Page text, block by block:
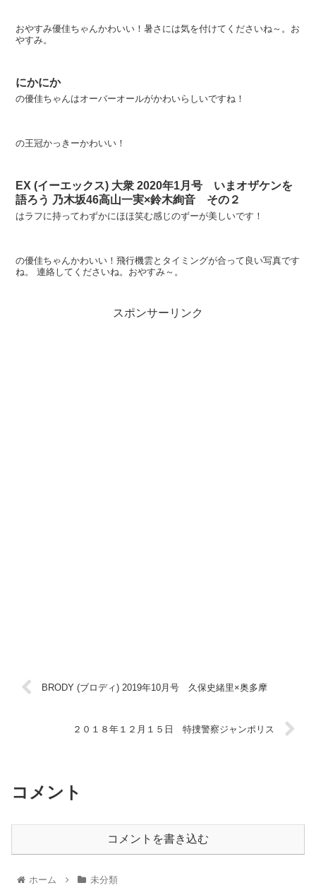
おやすみ優佳ちゃんかわいい！暑さには気を付けてくださいね～。お
やすみ。
にかにか
の優佳ちゃんはオーバーオールがかわいらしいですね！
の王冠かっきーかわいい！
EX (イーエックス) 大衆 2020年1月号 いまオザケンを
語ろう 乃木坂46高山一実×鈴木絢音 その２
はラフに持ってわずかにほほ笑む感じのずーが美しいです！
の優佳ちゃんかわいい！飛行機雲とタイミングが合って良い写真です
ね。 連絡してくださいね。おやすみ～。
スポンサーリンク
BRODY (ブロディ) 2019年10月号 久保史緒里×奥多摩
２０１８年１２月１５日 特捜警察ジャンポリス
コメント
コメントを書き込む
ホーム 未分類